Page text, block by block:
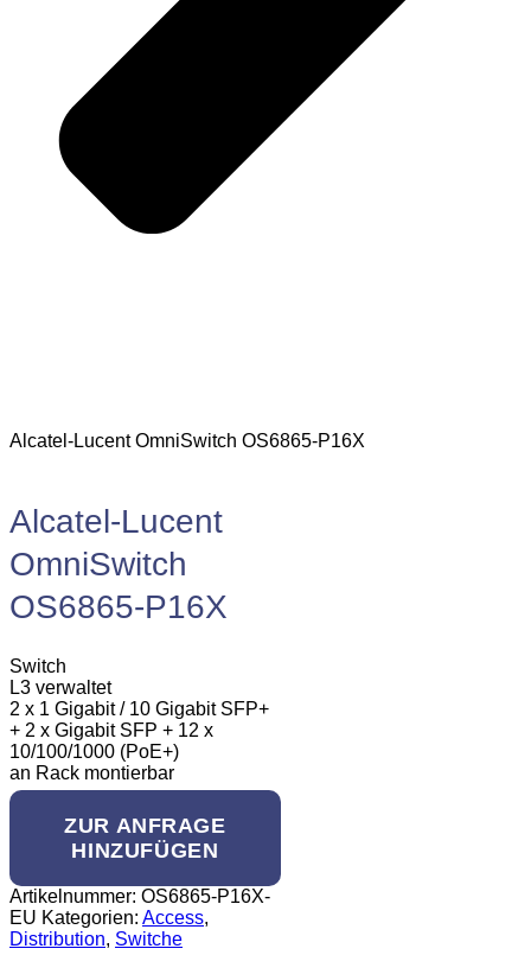
Alcatel-Lucent OmniSwitch OS6865-P16X
Alcatel-Lucent
OmniSwitch
OS6865-P16X
Switch
L3 verwaltet
2 x 1 Gigabit / 10 Gigabit SFP+
+ 2 x Gigabit SFP + 12 x
10/100/1000 (PoE+)
an Rack montierbar
ZUR ANFRAGE
HINZUFÜGEN
Artikelnummer: OS6865-P16X-
EU Kategorien: Access,
Distribution, Switche